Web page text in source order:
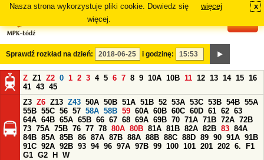
Nasza strona wykorzystuje pliki cookie. Dowiedz się
więcej.
więcej x
Sprawdź rozkład na dzień: i godzinę:
Z Z1 Z2 0 1 2 3 4 5 6 7 8 9 10A 10B 11 12 13 14 15 16
41 43 45
Z3 Z6 Z13 Z43 50A 50B 51A 51B 52 53A 53C 53B 54B 55A
55B 55C 56 57 58A 58B 59 60A 60B 60C 60D 61 62 63
64A 64B 65A 65B 66 67 68 69A 69B 70 71A 71B 72A 72B
73 75A 75B 76 77 78 80A 80B 81A 81B 82A 82B 83 84A
84B 85A 85B 86 87A 87B 88A 88B 88C 88D 89 90 91A 91B
91C 92A 92B 93 94 96 97A 97B 99 100 101 201 202 6.
F1
G1 G2 H
W